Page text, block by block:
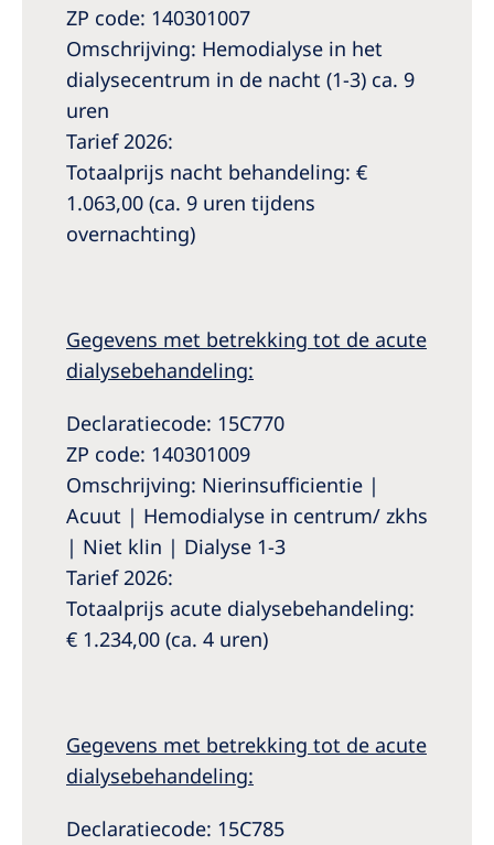
ZP code: 140301007
Omschrijving: Hemodialyse in het
dialysecentrum in de nacht (1-3) ca. 9
uren
Tarief 2026:
Totaalprijs nacht behandeling: €
1.063,00 (ca. 9 uren tijdens
overnachting)
Gegevens met betrekking tot de acute
dialysebehandeling:
Declaratiecode: 15C770
ZP code: 140301009
Omschrijving: Nierinsufficientie |
Acuut | Hemodialyse in centrum/ zkhs
| Niet klin | Dialyse 1-3
Tarief 2026:
Totaalprijs acute dialysebehandeling:
€ 1.234,00 (ca. 4 uren)
Gegevens met betrekking tot de acute
dialysebehandeling:
Declaratiecode: 15C785